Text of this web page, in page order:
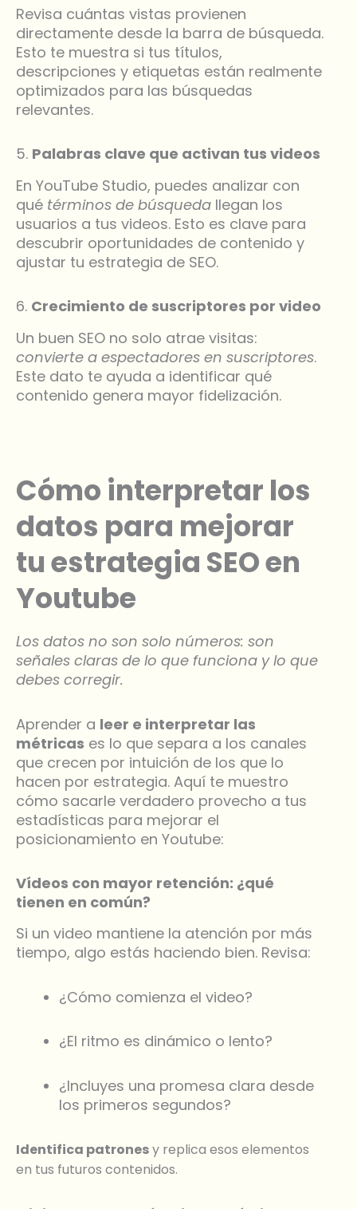
Revisa cuántas vistas provienen
directamente desde la barra de búsqueda.
Esto te muestra si tus títulos,
descripciones y etiquetas están realmente
optimizados para las búsquedas
relevantes.
5. Palabras clave que activan tus videos
En YouTube Studio, puedes analizar con
qué términos de búsqueda llegan los
usuarios a tus videos. Esto es clave para
descubrir oportunidades de contenido y
ajustar tu estrategia de SEO.
6. Crecimiento de suscriptores por video
Un buen SEO no solo atrae visitas:
convierte a espectadores en suscriptores.
Este dato te ayuda a identificar qué
contenido genera mayor fidelización.
Cómo interpretar los
datos para mejorar
tu estrategia SEO en
Youtube
Los datos no son solo números: son
señales claras de lo que funciona y lo que
debes corregir.
Aprender a leer e interpretar las
métricas es lo que separa a los canales
que crecen por intuición de los que lo
hacen por estrategia. Aquí te muestro
cómo sacarle verdadero provecho a tus
estadísticas para mejorar el
posicionamiento en Youtube:
Vídeos con mayor retención: ¿qué
tienen en común?
Si un video mantiene la atención por más
tiempo, algo estás haciendo bien. Revisa:
¿Cómo comienza el video?
¿El ritmo es dinámico o lento?
¿Incluyes una promesa clara desde
los primeros segundos?
Identifica patronesy replica esos elementos
en tus futuros contenidos.